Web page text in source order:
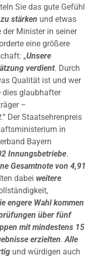
Sie das gute Gefühl
stärken und etwas
der Minister in seiner
eine größere
„Unsere
verdient. Durch
Qualität ist und wer
dies glaubhafter
–
.“ Der Staatsehrenpreis
in
Bayern
Innungsbetriebe.
Gesamtnote von 4,91
dabei weitere
engere Wahl kommen
über fünf
mit mindestens 15
erzielten.Alle
und würdigen auch